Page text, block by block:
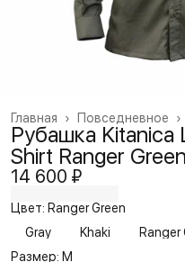
Повседневное ›
Главная ›
Рубашка Kitanica
Shirt Ranger Green
14 600 ₽
Цвет: Ranger Green
Gray
Khaki
Ranger
Размер: M